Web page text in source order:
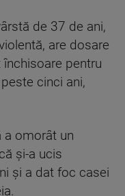
de 37 de ani,
are dosare
pentru
cinci ani,
a omorât un
şi-a ucis
şi a dat foc casei